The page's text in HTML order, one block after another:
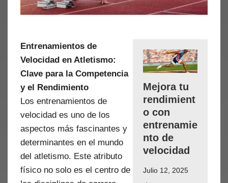
Entrenamientos de
Velocidad en Atletismo:
Clave para la Competencia
y el Rendimiento
Los entrenamientos de
velocidad es uno de los
aspectos más fascinantes y
determinantes en el mundo
del atletismo. Este atributo
físico no solo es el centro de
Mejora tu
rendimient
o con
entrenamie
nto de
velocidad
Julio 12, 2025